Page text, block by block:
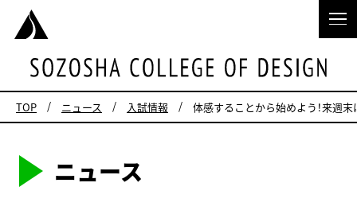
TOP ニュース 入試情報 体感することから始めよう！来週
ニュース